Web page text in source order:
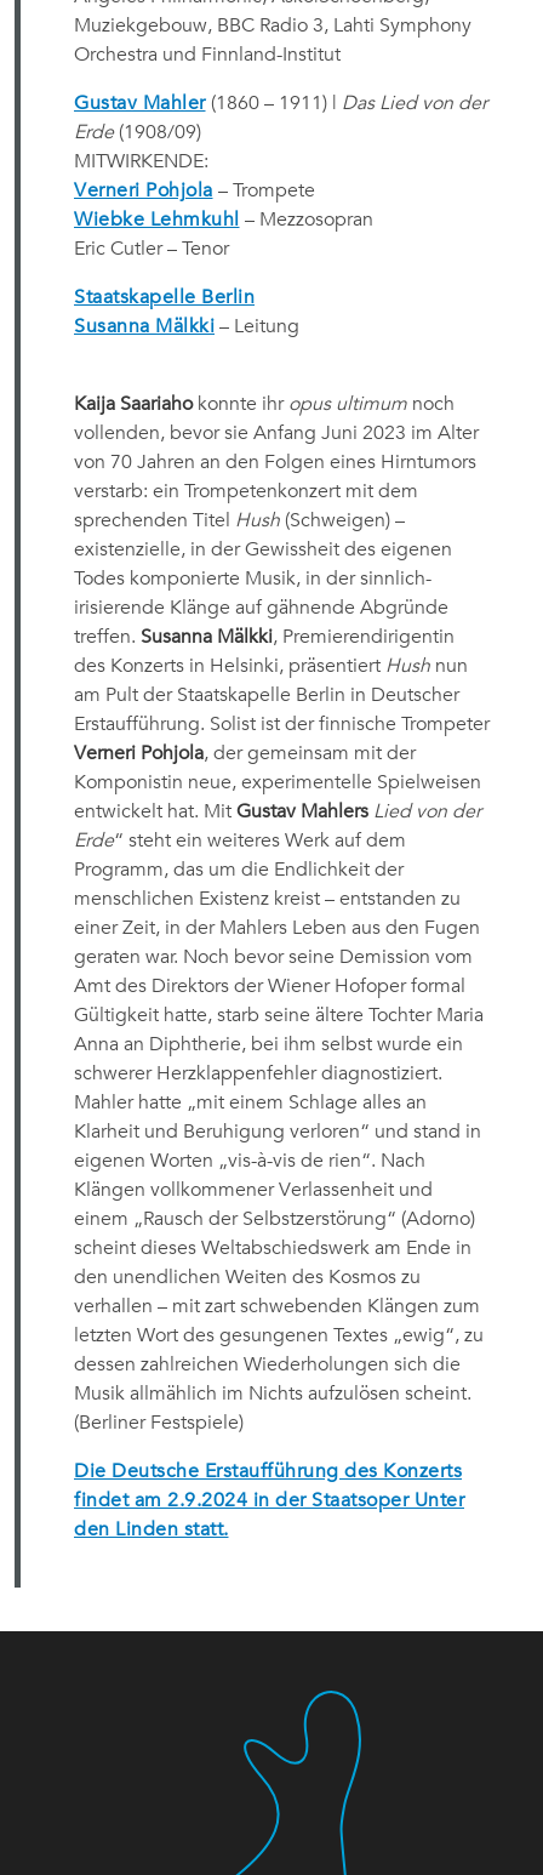
Muziekgebouw, BBC Radio 3, Lahti Symphony
Orchestra und Finnland-Institut
Gustav Mahler(1860 – 1911) | Das Lied von der
Erde(1908/09)
MITWIRKENDE:
Verneri Pohjola – Trompete
Wiebke Lehmkuhl – Mezzosopran
Eric Cutler– Tenor
Staatskapelle Berlin
Susanna Mälkki – Leitung
Kaija Saariahokonnte ihr opus ultimum noch
vollenden, bevor sie Anfang Juni 2023 im Alter
von 70 Jahren an den Folgen eines Hirntumors
verstarb: ein Trompetenkonzert mit dem
sprechenden Titel Hush (Schweigen) –
existenzielle, in der Gewissheit des eigenen
Todes komponierte Musik, in der sinnlich-
irisierende Klänge auf gähnende Abgründe
treffen. Susanna Mälkki, Premierendirigentin
des Konzerts in Helsinki, präsentiert Hush nun
am Pult der Staatskapelle Berlin in Deutscher
Erstaufführung. Solist ist der finnische Trompeter
Verneri Pohjola, der gemeinsam mit der
Komponistin neue, experimentelle Spielweisen
entwickelt hat. Mit Gustav Mahlers Lied von der
Erde“ steht ein weiteres Werk auf dem
Programm, das um die Endlichkeit der
menschlichen Existenz kreist – entstanden zu
einer Zeit, in der Mahlers Leben aus den Fugen
geraten war. Noch bevor seine Demission vom
Amt des Direktors der Wiener Hofoper formal
Gültigkeit hatte, starb seine ältere Tochter Maria
Anna an Diphtherie, bei ihm selbst wurde ein
schwerer Herzklappenfehler diagnostiziert.
Mahler hatte „mit einem Schlage alles an
Klarheit und Beruhigung verloren“ und stand in
eigenen Worten „vis-à-vis de rien“. Nach
Klängen vollkommener Verlassenheit und
einem „Rausch der Selbstzerstörung“ (Adorno)
scheint dieses Weltabschiedswerk am Ende in
den unendlichen Weiten des Kosmos zu
verhallen – mit zart schwebenden Klängen zum
letzten Wort des gesungenen Textes „ewig“, zu
dessen zahlreichen Wiederholungen sich die
Musik allmählich im Nichts aufzulösen scheint.
(Berliner Festspiele)
Die Deutsche Erstaufführung des Konzerts
findet am 2.9.2024 in der Staatsoper Unter
den Linden statt.